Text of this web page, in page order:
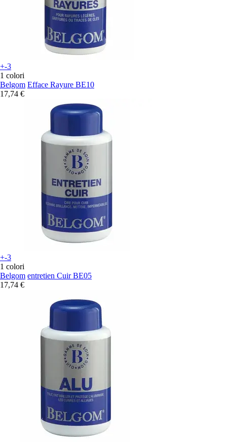
+-3
1 colori
Belgom Efface Rayure BE10
17,74 €
+-3
1 colori
Belgom entretien Cuir BE05
17,74 €